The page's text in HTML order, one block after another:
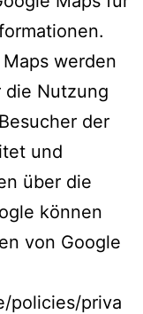
werden
die Nutzung
der
und
über die
können
von Google
policies/priva